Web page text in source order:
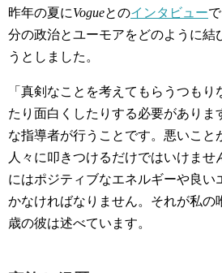
昨年の夏にVogueとのインタビュー
分の政治とユーモアをどのように結
うとしました。
「真剣なことを考えてもらうつも
たり面白くしたりする必要がありま
な指導者が行うことです。悪いこと
人々に叩きつけるだけではいけませ
にはポジティブなエネルギーや良い
かなければなりません。それが私の
歳の彼は述べています。